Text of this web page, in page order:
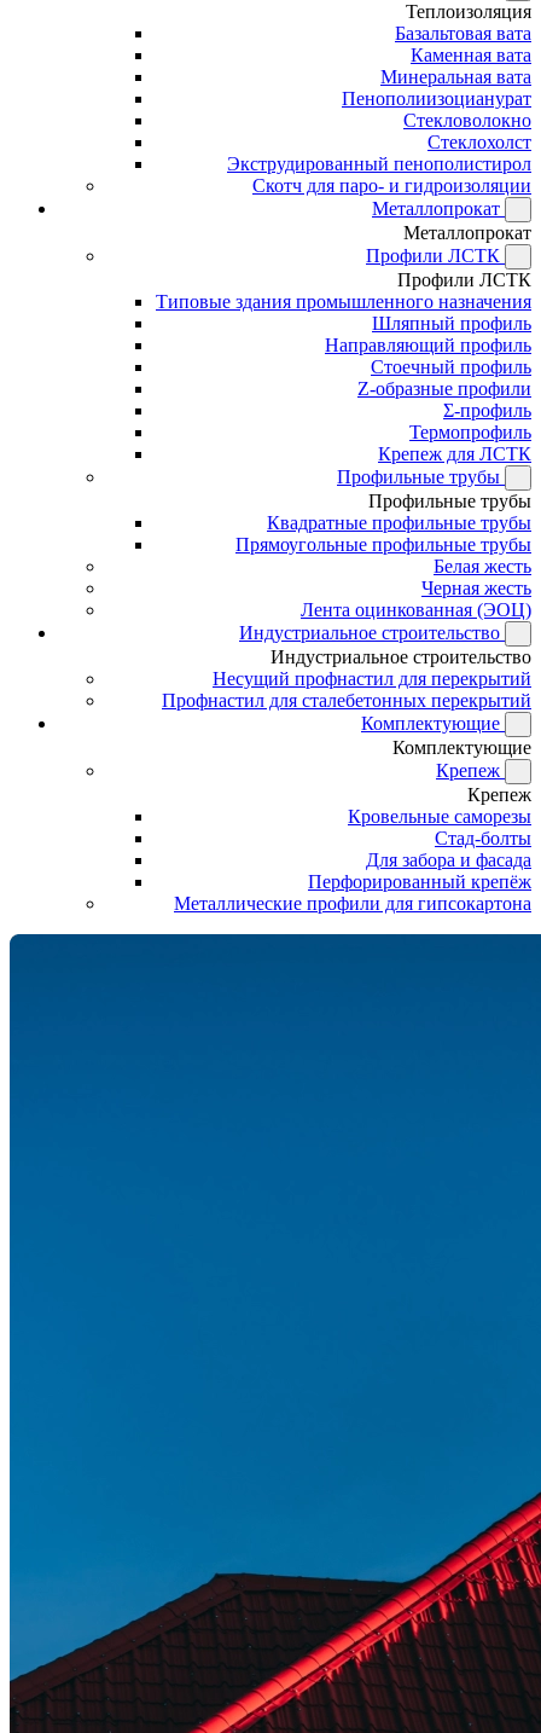
Теплоизоляция
Базальтовая вата
Каменная вата
Минеральная вата
Пенополиизоцианурат
Стекловолокно
Стеклохолст
Экструдированный пенополистирол
Скотч для паро- и гидроизоляции
Металлопрокат
Металлопрокат
Профили ЛСТК
Профили ЛСТК
Типовые здания промышленного назначения
Шляпный профиль
Направляющий профиль
Стоечный профиль
Z-образные профили
Σ-профиль
Термопрофиль
Крепеж для ЛСТК
Профильные трубы
Профильные трубы
Квадратные профильные трубы
Прямоугольные профильные трубы
Белая жесть
Черная жесть
Лента оцинкованная (ЭОЦ)
Индустриальное строительство
Индустриальное строительство
Несущий профнастил для перекрытий
Профнастил для сталебетонных перекрытий
Комплектующие
Комплектующие
Крепеж
Крепеж
Кровельные саморезы
Стад-болты
Для забора и фасада
Перфорированный крепёж
Металлические профили для гипсокартона